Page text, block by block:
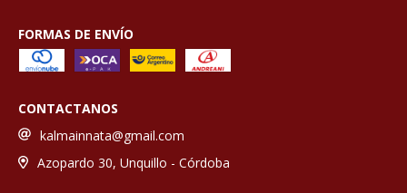
FORMAS DE ENVÍO
CONTACTANOS
kalmainnata@gmail.com
Azopardo 30, Unquillo - Córdoba